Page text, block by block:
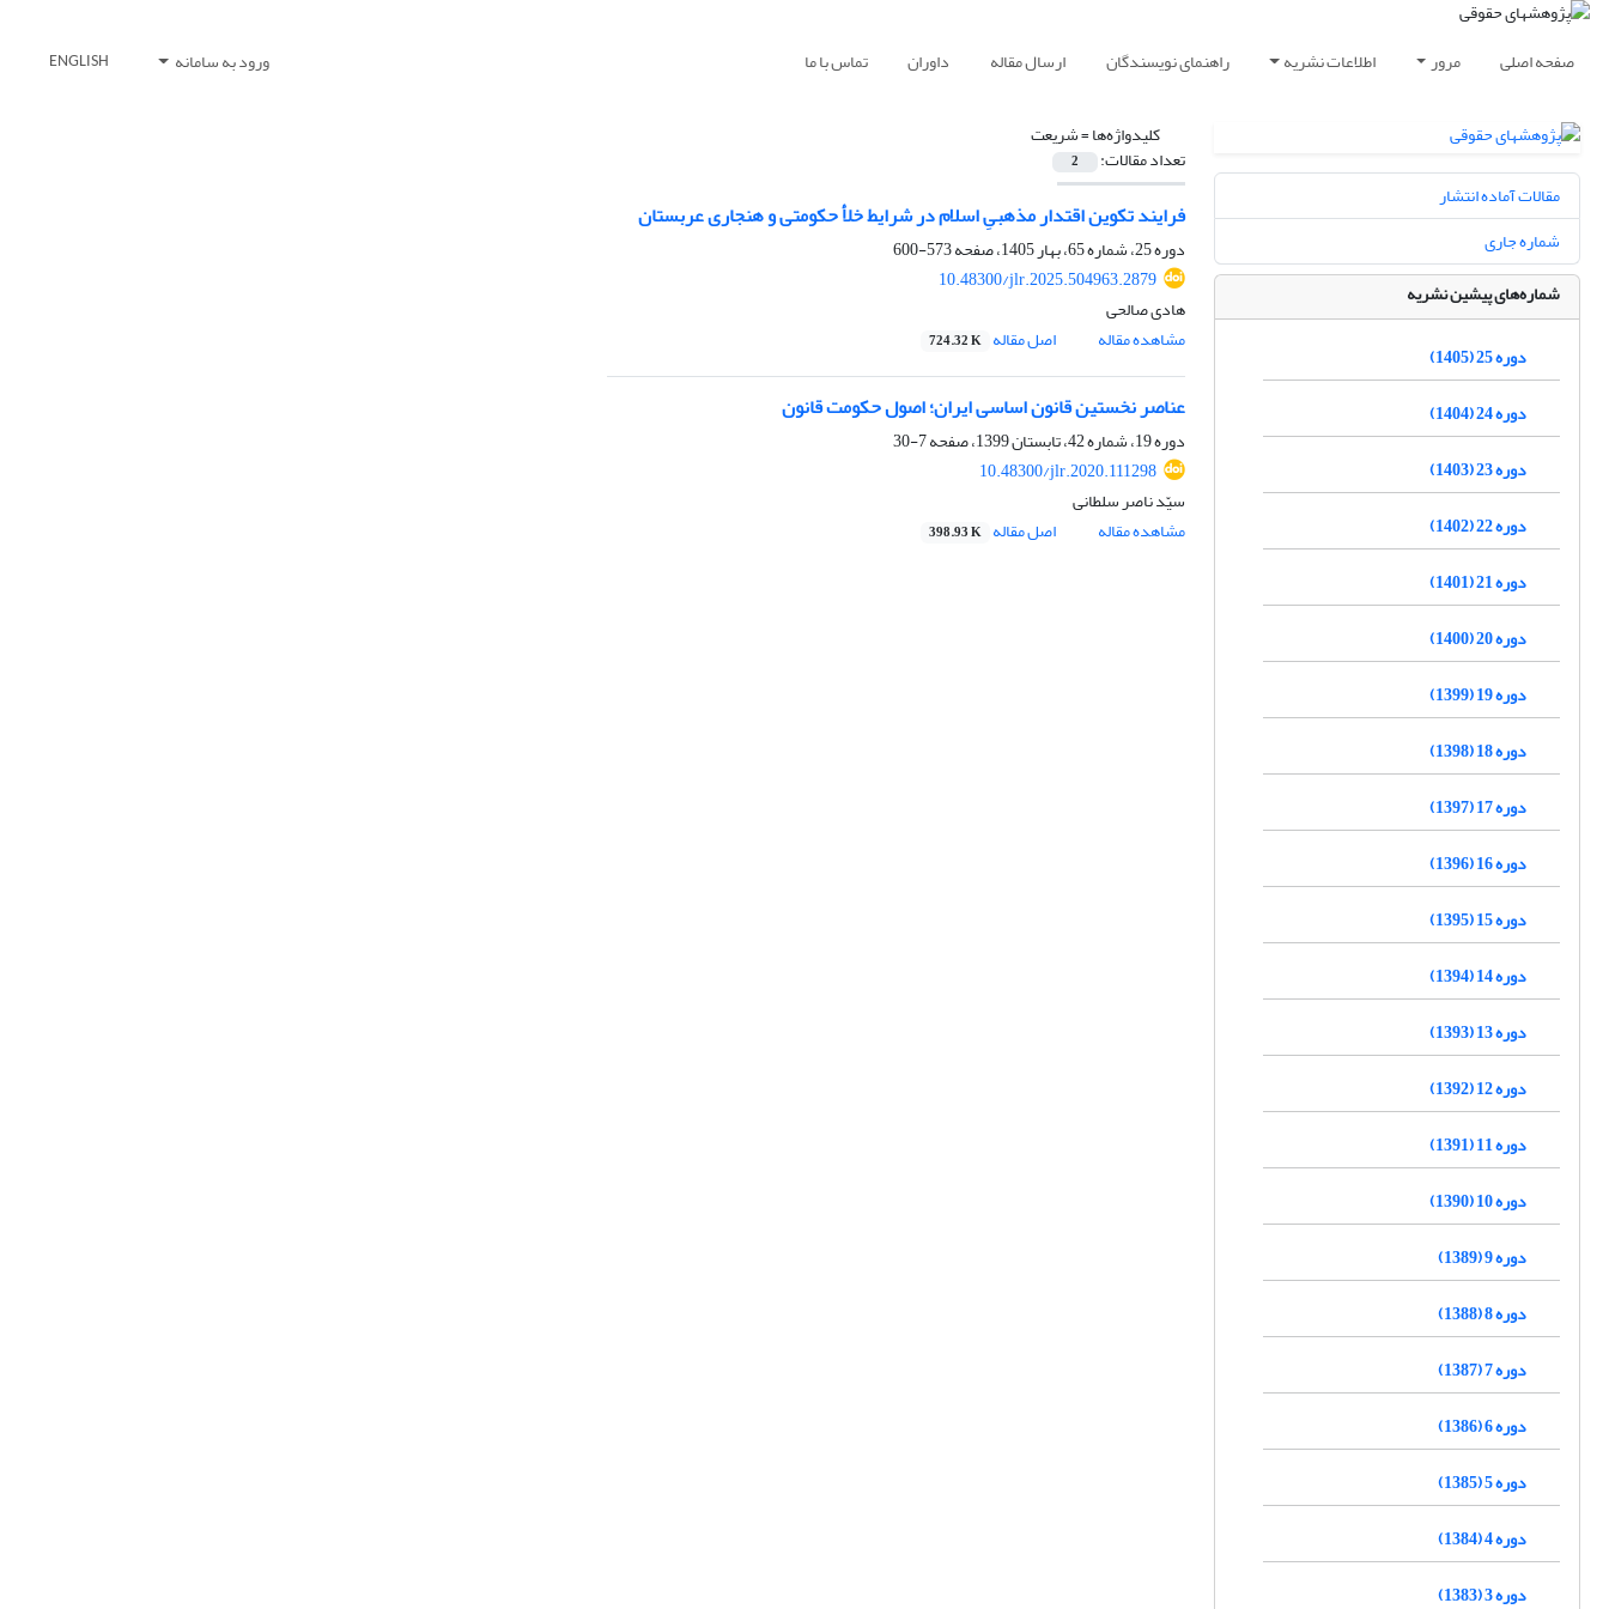
صفحه اصلی مرور اطلاعات نشریه راهنمای نویسندگان ارسال مقاله داوران تماس با ما ورود به سامانه ENGLISH
کلیدواژه‌ها =شریعت
تعداد مقالات: 2
فرایند تکوین اقتدار مذهبیِ اسلام در شرایط خلأ حکومتی و هنجاری عربستان
دوره 25، شماره 65، بهار 1405، صفحه
573-600
10.48300/jlr.2025.504963.2879
هادی صالحی
مشاهده مقاله
اصل مقاله 724.32 K
عناصر نخستین قانون اساسی ایران؛ اصول حکومت قانون‎‬‬‬‎
دوره 19، شماره 42، تابستان 1399، صفحه
7-30
10.48300/jlr.2020.111298
سیّد ناصر سلطانی
مشاهده مقاله
اصل مقاله 398.93 K
مقالات آماده انتشار
شماره جاری
شماره‌های پیشین نشریه
دوره 25 (1405)
دوره 24 (1404)
دوره 23 (1403)
دوره 22 (1402)
دوره 21 (1401)
دوره 20 (1400)
دوره 19 (1399)
دوره 18 (1398)
دوره 17 (1397)
دوره 16 (1396)
دوره 15 (1395)
دوره 14 (1394)
دوره 13 (1393)
دوره 12 (1392)
دوره 11 (1391)
دوره 10 (1390)
دوره 9 (1389)
دوره 8 (1388)
دوره 7 (1387)
دوره 6 (1386)
دوره 5 (1385)
دوره 4 (1384)
دوره 3 (1383)